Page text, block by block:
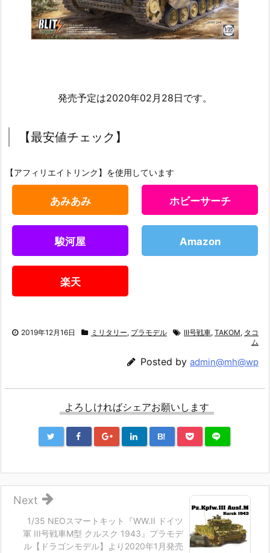
発売予定は2020年02月28日です。
【最安値チェック】
【アフィリエイトリンク】を使用しています
あみあみ ホビーサーチ
駿河屋 Amazon
楽天
2019年12月16日 ミリタリー, プラモデル III号戦車, TAKOM, タコ
ム
Posted by admin@mh@wp
よろしければシェアお願いします
B!
1/35 NEOスマートキット『WW.II ドイツ
軍 III号戦車M型 クルスク 1943』プラモデ
ル【ドラゴンモデル】より2020年1月発売
Next